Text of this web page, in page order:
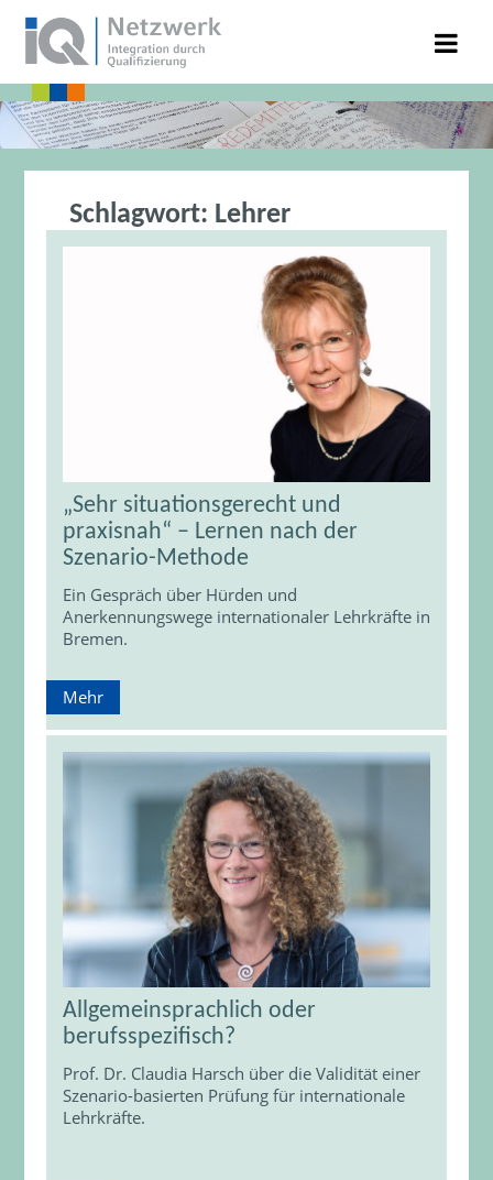
Schlagwort: Lehrer
„Sehr situationsgerecht und
praxisnah“ – Lernen nach der
Szenario-Methode
Ein Gespräch über Hürden und
Anerkennungswege internationaler Lehrkräfte in
Bremen.
Mehr
Allgemeinsprachlich oder
berufsspezifisch?
Prof. Dr. Claudia Harsch über die Validität einer
Szenario-basierten Prüfung für internationale
Lehrkräfte.